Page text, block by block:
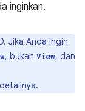
inginkan.
Jika Anda ingin
, bukan View, dan